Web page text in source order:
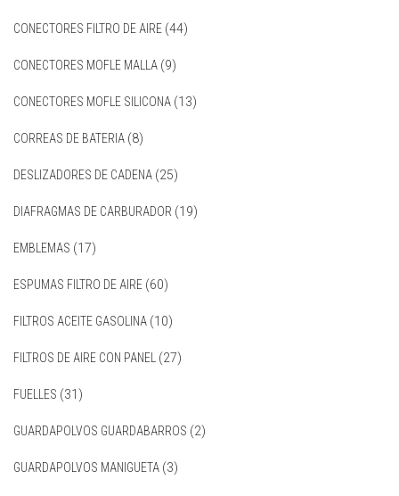
CONECTORES FILTRO DE AIRE (44)
CONECTORES MOFLE MALLA (9)
CONECTORES MOFLE SILICONA (13)
CORREAS DE BATERIA (8)
DESLIZADORES DE CADENA (25)
DIAFRAGMAS DE CARBURADOR (19)
EMBLEMAS (17)
ESPUMAS FILTRO DE AIRE (60)
FILTROS ACEITE GASOLINA (10)
FILTROS DE AIRE CON PANEL (27)
FUELLES (31)
GUARDAPOLVOS GUARDABARROS (2)
GUARDAPOLVOS MANIGUETA (3)